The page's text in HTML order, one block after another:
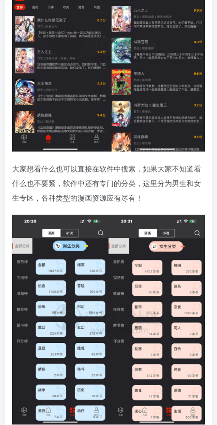
大家想看什么也可以直接在软件中搜索，如果大家不知道看
什么也不要紧，软件中还有专门的分类，这里分为男生和女
生专区，各种类型的漫画资源应有尽有！